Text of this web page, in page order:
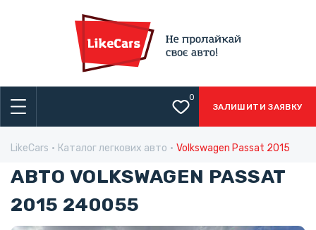
0
ЗАЛИШИТИ ЗАЯВКУ
LikeCars Каталог легкових авто Volkswagen Passat 2015
АВТО VOLKSWAGEN PASSAT
2015 240055